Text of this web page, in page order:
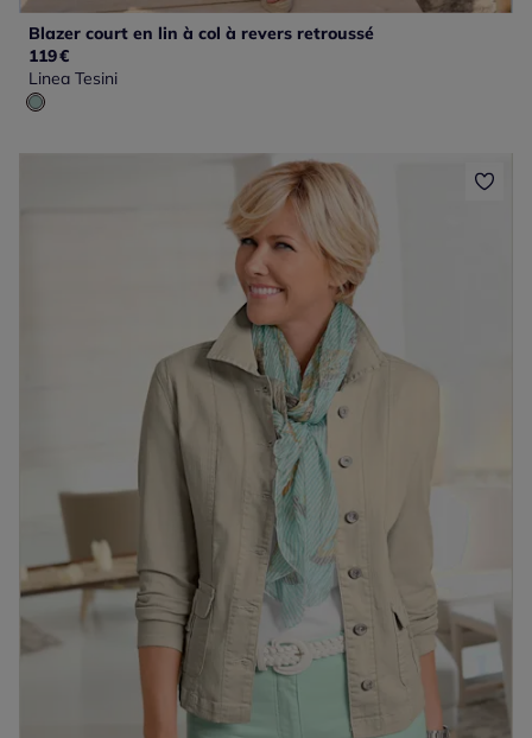
Blazer court en lin à col à revers retroussé
119€
Linea Tesini